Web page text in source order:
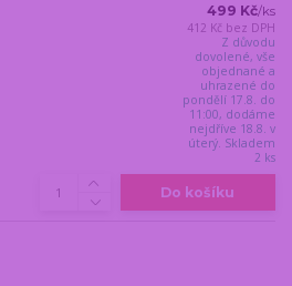
499 Kč/ks
412 Kč bez DPH
Z důvodu
dovolené, vše
objednané a
uhrazené do
pondělí 17.8. do
11:00, dodáme
nejdříve 18.8. v
úterý. Skladem
2 ks
Do košíku